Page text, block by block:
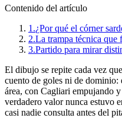
Contenido del artículo
1.¿Por qué el córner
2.La trampa técnica que
3.Partido para mirar
El dibujo se repite cada vez
cuento de goles ni de dominio:
área, con Cagliari empujando
verdadero valor nunca estuvo
casi nadie consulta antes del